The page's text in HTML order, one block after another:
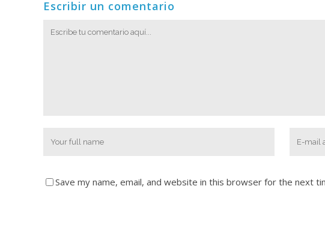
Escribir un comentario
Save my name, email, and website in this browser for the next